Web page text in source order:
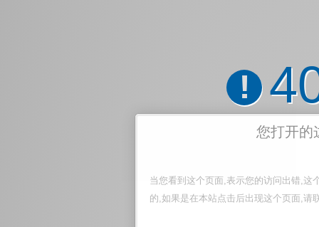
!
您打开的
当您看到这个页面,表示您的访问出错,这
的,如果是在本站点击后出现这个页面,请